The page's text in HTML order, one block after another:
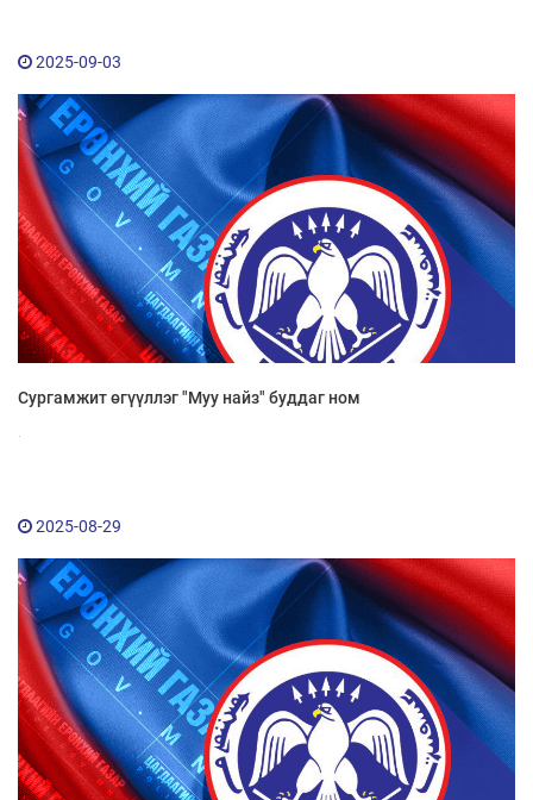
2025-09-03
Сургамжит өгүүллэг "Муу найз" буддаг ном
2025-08-29